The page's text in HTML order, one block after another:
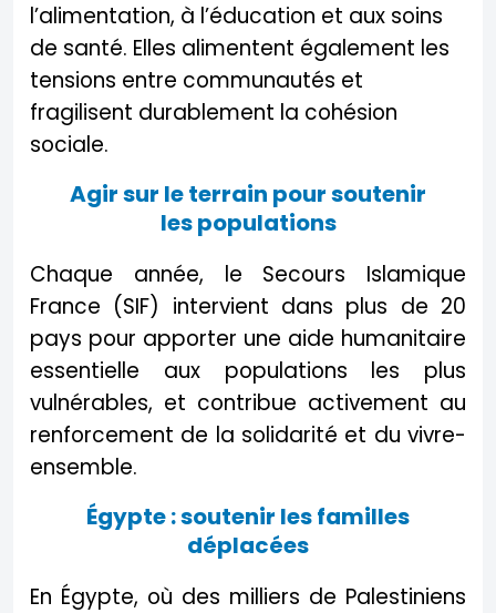
l’alimentation, à l’éducation et aux soins
de santé. Elles alimentent également les
tensions entre communautés et
fragilisent durablement la cohésion
sociale.
Agir sur le terrain pour soutenir
les populations
Chaque année, le Secours Islamique
France (SIF) intervient dans plus de 20
pays pour apporter une aide humanitaire
essentielle aux populations les plus
vulnérables, et contribue activement au
renforcement de la solidarité et du vivre-
ensemble.
Égypte : soutenir les familles
déplacées
En Égypte, où des milliers de Palestiniens